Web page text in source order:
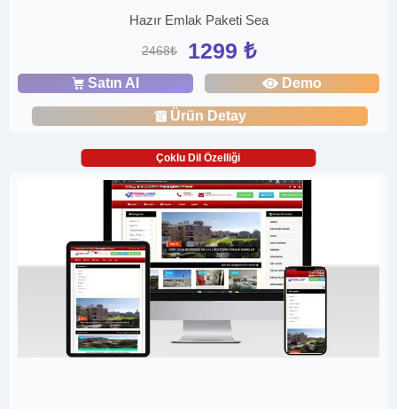
Hazır Emlak Paketi Sea
2468₺ 1299 ₺
Satın Al Demo
Ürün Detay
Çoklu Dil Özelliği